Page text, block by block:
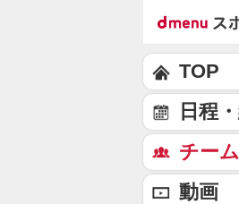
TOP
日程
チー
動画